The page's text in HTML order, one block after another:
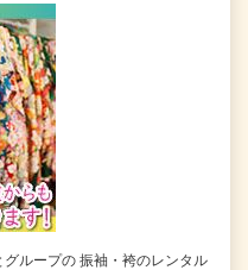
グループの 振袖・袴のレンタル